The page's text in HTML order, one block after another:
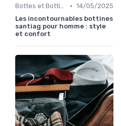
Bottes et Bottines • 14/05/2025
Les incontournables bottines
santiag pour homme : style
et confort